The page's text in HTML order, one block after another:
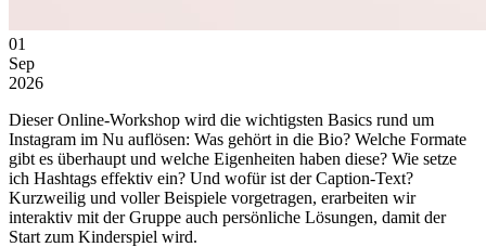
01
Sep
2026
Dieser Online-Workshop wird die wichtigsten Basics rund um
Instagram im Nu auflösen: Was gehört in die Bio? Welche Formate
gibt es überhaupt und welche Eigenheiten haben diese? Wie setze
ich Hashtags effektiv ein? Und wofür ist der Caption-Text?
Kurzweilig und voller Beispiele vorgetragen, erarbeiten wir
interaktiv mit der Gruppe auch persönliche Lösungen, damit der
Start zum Kinderspiel wird.